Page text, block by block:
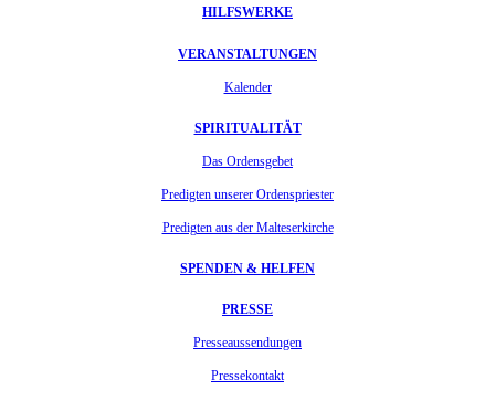
HILFSWERKE
VERANSTALTUNGEN
Kalender
SPIRITUALITÄT
Das Ordensgebet
Predigten unserer Ordenspriester
Predigten aus der Malteserkirche
SPENDEN & HELFEN
PRESSE
Presseaussendungen
Pressekontakt